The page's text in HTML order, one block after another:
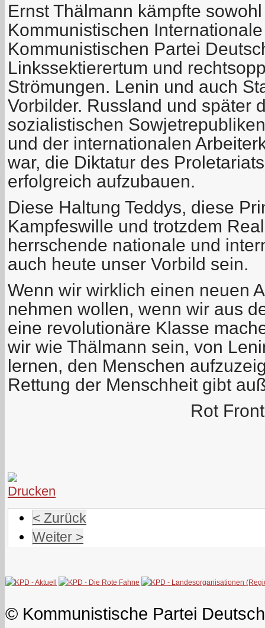
Ernst Thälmann kämpfte
Kommunistischen
Kommunistischen Partei
Linkssektierertum und
Strömungen. Lenin und auch
Vorbilder. Russland und später
sozialistischen
und der internationalen
war, die Diktatur des
erfolgreich aufzubauen.
Diese Haltung Teddys, diese
Kampfeswille und trotzdem
herrschende nationale und
auch heute unser Vorbild sein.
Wenn wir wirklich einen neuen
nehmen wollen, wenn wir aus
eine revolutionäre Klasse
wir wie Thälmann sein, von
lernen, den Menschen
Rettung der Menschheit gibt
Rot
< Zurück
Weiter >
© Kommunistische Partei